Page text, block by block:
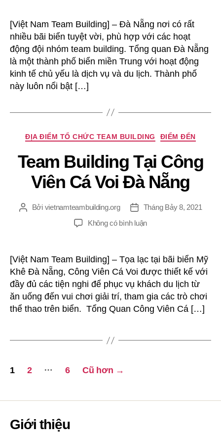
[Việt Nam Team Building] – Đà Nẵng nơi có rất
nhiều bãi biển tuyệt vời, phù hợp với các hoạt
động đội nhóm team building. Tổng quan Đà Nẵng
là một thành phố biển miền Trung với hoạt động
kinh tế chủ yếu là dịch vụ và du lịch. Thành phố
này luôn nổi bật […]
Chuyên
ĐỊA ĐIỂM TỔ CHỨC TEAM BUILDING ĐIỂM ĐẾN
Team Building Tại Công
Viên Cá Voi Đà Nẵng
TácBởi vietnamteambuilding.org
Ngày
đăng
Tháng Bảy 8, 2021
Không có bình luậnở
Tại
Công
Viên
Cá
Voi
Đà
[Việt Nam Team Building] – Tọa lạc tại bãi biển Mỹ
Khê Đà Nẵng, Công Viên Cá Voi được thiết kế với
đầy đủ các tiện nghi để phục vụ khách du lịch từ
ăn uống đến vui chơi giải trí, tham gia các trò chơi
thể thao trên biển. Tổng Quan Công Viên Cá […]
Phân
bài
viết
1 2 … 6 Cũ hơn →
Giới thiệu